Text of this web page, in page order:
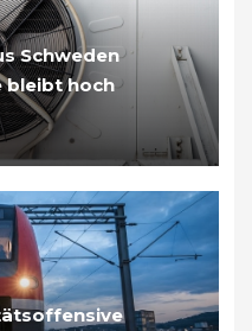
Schweden
bleibt hoch